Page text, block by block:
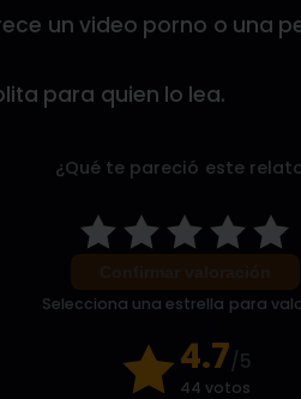
un video porno o una
para quien lo lea.
¿Qué te pareció este
Selecciona una estrella para
4.7/5
44 votos